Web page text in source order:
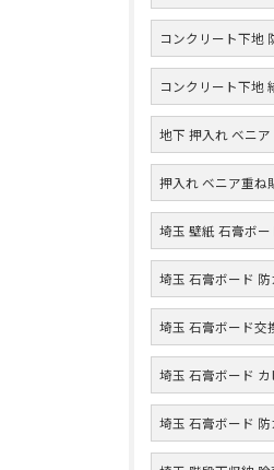
コンクリート下地
コンクリート下地
地下 押入れ ベニア
押入れ ベニア重ね
埼玉 壁紙 石膏ボー
埼玉 石膏ボード
埼玉 石膏ボード交
埼玉 石膏ボード カ
埼玉 石膏ボード